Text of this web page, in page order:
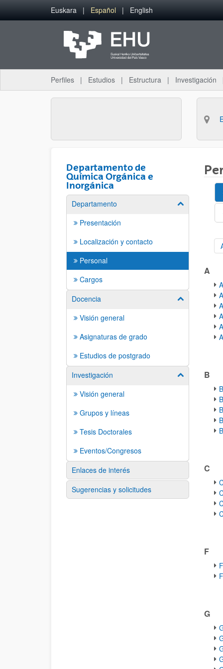
Saltar al contenido principal
Euskara Español English
Perfiles Estudios Estructura Investigación
Departamento de
Química Orgánica e
Inorgánica
Departamento Mostrar/
Presentación
Localización y contacto
Personal
Cargos
Docencia
Mostrar/
Visión general
Asignaturas de grado
Estudios de postgrado
Investigación
Mostrar/
Visión general
Grupos y líneas
Tesis Doctorales
Eventos/Congresos
Enlaces de interés
Sugerencias y solicitudes
A
B
C
F
G